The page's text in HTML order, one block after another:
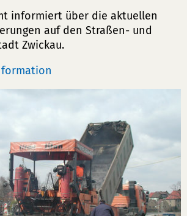
informiert über die aktuellen
auf den Straßen- und
Zwickau.